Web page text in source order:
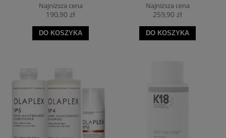
Najniższa cena
190,90 zł
DO KOSZYKA
Najniższa cena
259,90 zł
DO KOSZYKA